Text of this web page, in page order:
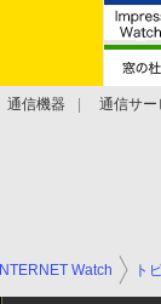
通信機器 通信サー
INTERNET Watch ト